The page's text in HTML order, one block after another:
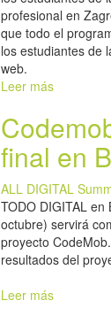
profesional en
que todo el
los estudiantes de
web.
Leer más
final en
ALL DIGITAL
TODO DIGITAL
octubre) servirá
proyecto
resultados del
Leer más